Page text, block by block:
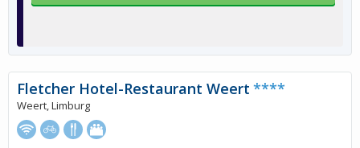
Fletcher Hotel-Restaurant Weert ****
Weert, Limburg